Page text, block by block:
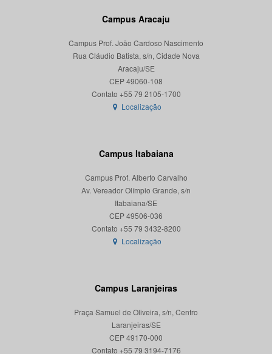
Campus Aracaju
Campus Prof. João Cardoso Nascimento
Rua Cláudio Batista, s/n, Cidade Nova
Aracaju/SE
CEP 49060-108
Localização
Campus Itabaiana
Campus Prof. Alberto Carvalho
Av. Vereador Olímpio Grande, s/n
Itabaiana/SE
CEP 49506-036
Localização
Campus Laranjeiras
Praça Samuel de Oliveira, s/n, Centro
Laranjeiras/SE
CEP 49170-000